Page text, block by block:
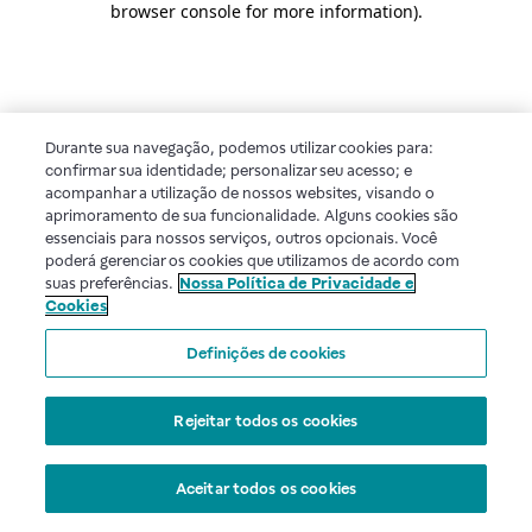
browser console for more information).
Durante sua navegação, podemos utilizar cookies para:
confirmar sua identidade; personalizar seu acesso; e
acompanhar a utilização de nossos websites, visando o
aprimoramento de sua funcionalidade. Alguns cookies são
essenciais para nossos serviços, outros opcionais. Você
poderá gerenciar os cookies que utilizamos de acordo com
suas preferências. Nossa Política de Privacidade e
Cookies
Definições de cookies
Rejeitar todos os cookies
Aceitar todos os cookies